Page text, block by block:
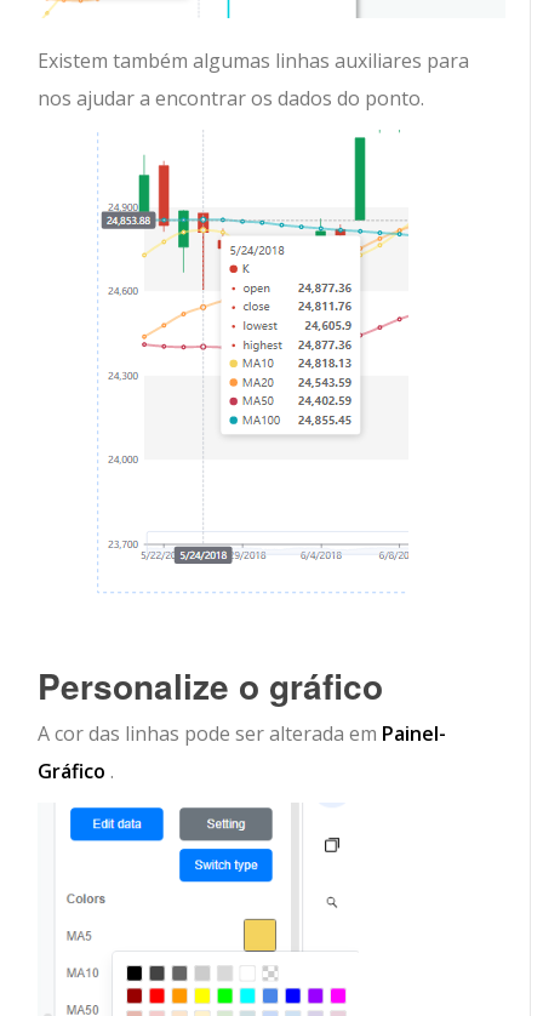
Existem também algumas linhas auxiliares para
nos ajudar a encontrar os dados do ponto.
Personalize o gráfico
A cor das linhas pode ser alterada em Painel-
Gráfico .